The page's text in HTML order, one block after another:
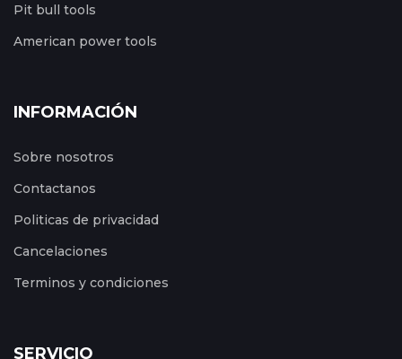
Pit bull tools
American power tools
INFORMACIÓN
Sobre nosotros
Contactanos
Politicas de privacidad
Cancelaciones
Terminos y condiciones
SERVICIO